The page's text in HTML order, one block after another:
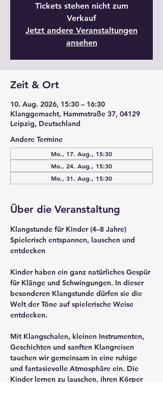
Tickets stehen nicht zum
Verkauf
Jetzt andere Veranstaltungen
ansehen
Zeit & Ort
10. Aug. 2026, 15:30 – 16:30
Klanggemacht, Hammstraße 37, 04129
Leipzig, Deutschland
Andere Termine
Mo., 17. Aug., 15:30
Mo., 24. Aug., 15:30
Mo., 31. Aug., 15:30
Über die Veranstaltung
Klangstunde für Kinder (4–8 Jahre)
Spielerisch entspannen, lauschen und
entdecken
Kinder haben ein ganz natürliches Gespür
für Klänge und Schwingungen. In dieser
besonderen Klangstunde dürfen sie die
Welt der Töne auf spielerische Weise
entdecken.
Mit Klangschalen, kleinen Instrumenten,
Geschichten und sanften Klangreisen
tauchen wir gemeinsam in eine ruhige
und fantasievolle Atmosphäre ein. Die
Kinder lernen zu lauschen, ihren Körper